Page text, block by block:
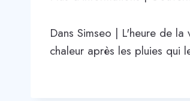
Dans Simseo | L'heure de
chaleur après les pluies qui